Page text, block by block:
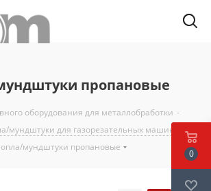
пропановые
оборудования для металлобработки -
мундштуки для газорезательных машин
-
мундштуки пропановые
0